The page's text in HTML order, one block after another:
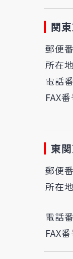
関
郵便
所在地
電話
FAX
東
郵便
所在地
電話
FAX